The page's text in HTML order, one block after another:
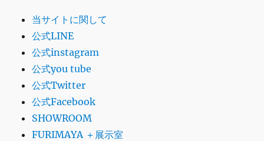
当サイトに関して
公式LINE
公式instagram
公式you tube
公式Twitter
公式Facebook
SHOWROOM
FURIMAYA ＋展示室